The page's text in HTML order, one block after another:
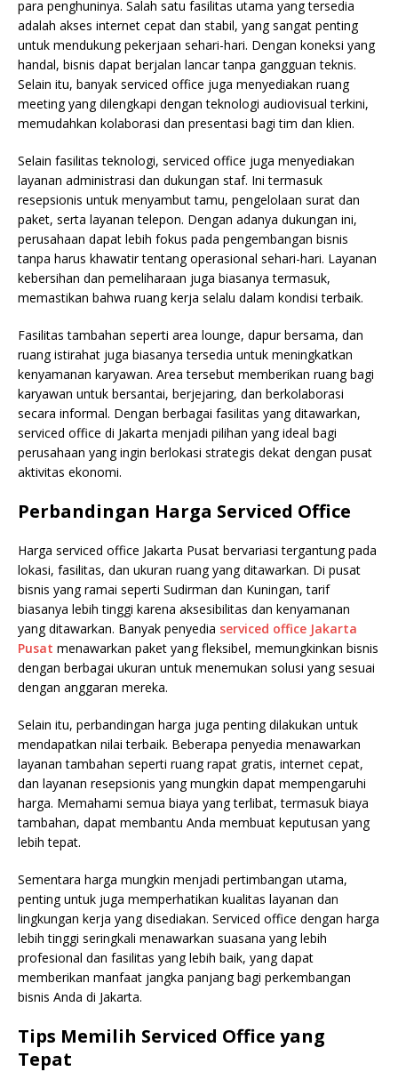
para penghuninya. Salah satu fasilitas utama yang tersedia
adalah akses internet cepat dan stabil, yang sangat penting
untuk mendukung pekerjaan sehari-hari. Dengan koneksi yang
handal, bisnis dapat berjalan lancar tanpa gangguan teknis.
Selain itu, banyak serviced office juga menyediakan ruang
meeting yang dilengkapi dengan teknologi audiovisual terkini,
memudahkan kolaborasi dan presentasi bagi tim dan klien.
Selain fasilitas teknologi, serviced office juga menyediakan
layanan administrasi dan dukungan staf. Ini termasuk
resepsionis untuk menyambut tamu, pengelolaan surat dan
paket, serta layanan telepon. Dengan adanya dukungan ini,
perusahaan dapat lebih fokus pada pengembangan bisnis
tanpa harus khawatir tentang operasional sehari-hari. Layanan
kebersihan dan pemeliharaan juga biasanya termasuk,
memastikan bahwa ruang kerja selalu dalam kondisi terbaik.
Fasilitas tambahan seperti area lounge, dapur bersama, dan
ruang istirahat juga biasanya tersedia untuk meningkatkan
kenyamanan karyawan. Area tersebut memberikan ruang bagi
karyawan untuk bersantai, berjejaring, dan berkolaborasi
secara informal. Dengan berbagai fasilitas yang ditawarkan,
serviced office di Jakarta menjadi pilihan yang ideal bagi
perusahaan yang ingin berlokasi strategis dekat dengan pusat
aktivitas ekonomi.
Perbandingan Harga Serviced Office
Harga serviced office Jakarta Pusat bervariasi tergantung pada
lokasi, fasilitas, dan ukuran ruang yang ditawarkan. Di pusat
bisnis yang ramai seperti Sudirman dan Kuningan, tarif
biasanya lebih tinggi karena aksesibilitas dan kenyamanan
yang ditawarkan. Banyak penyedia serviced office Jakarta
Pusat menawarkan paket yang fleksibel, memungkinkan bisnis
dengan berbagai ukuran untuk menemukan solusi yang sesuai
dengan anggaran mereka.
Selain itu, perbandingan harga juga penting dilakukan untuk
mendapatkan nilai terbaik. Beberapa penyedia menawarkan
layanan tambahan seperti ruang rapat gratis, internet cepat,
dan layanan resepsionis yang mungkin dapat mempengaruhi
harga. Memahami semua biaya yang terlibat, termasuk biaya
tambahan, dapat membantu Anda membuat keputusan yang
lebih tepat.
Sementara harga mungkin menjadi pertimbangan utama,
penting untuk juga memperhatikan kualitas layanan dan
lingkungan kerja yang disediakan. Serviced office dengan harga
lebih tinggi seringkali menawarkan suasana yang lebih
profesional dan fasilitas yang lebih baik, yang dapat
memberikan manfaat jangka panjang bagi perkembangan
bisnis Anda di Jakarta.
Tips Memilih Serviced Office yang
Tepat